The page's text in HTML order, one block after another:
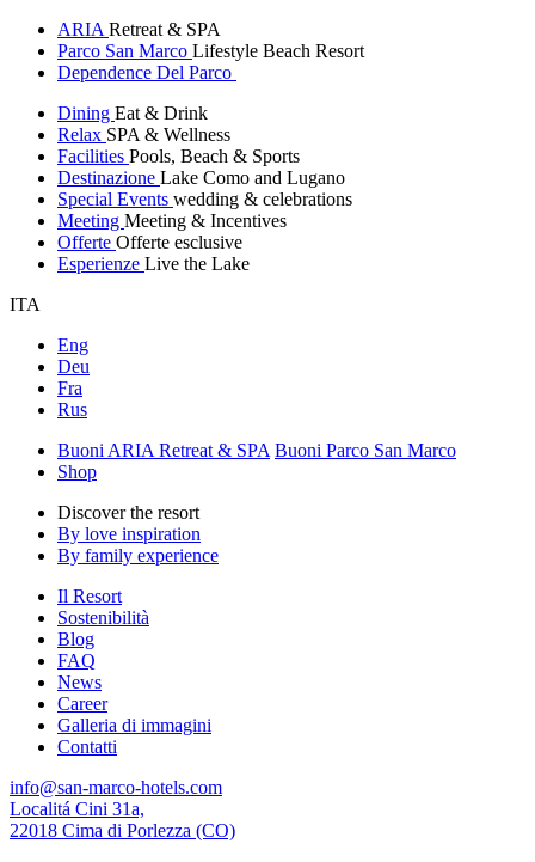
ARIA Retreat & SPA
Parco San Marco Lifestyle Beach Resort
Dependence Del Parco
Dining Eat & Drink
Relax SPA & Wellness
Facilities Pools, Beach & Sports
Destinazione Lake Como and Lugano
Special Events wedding & celebrations
Meeting Meeting & Incentives
Offerte Offerte esclusive
Esperienze Live the Lake
ITA
Eng
Deu
Fra
Rus
Buoni ARIA Retreat & SPA Buoni Parco San Marco
Shop
Discover the resort
By love inspiration
By family experience
Il Resort
Sostenibilità
Blog
FAQ
News
Career
Galleria di immagini
Contatti
info@san-marco-hotels.com
Localitá Cini 31a,
22018 Cima di Porlezza (CO)